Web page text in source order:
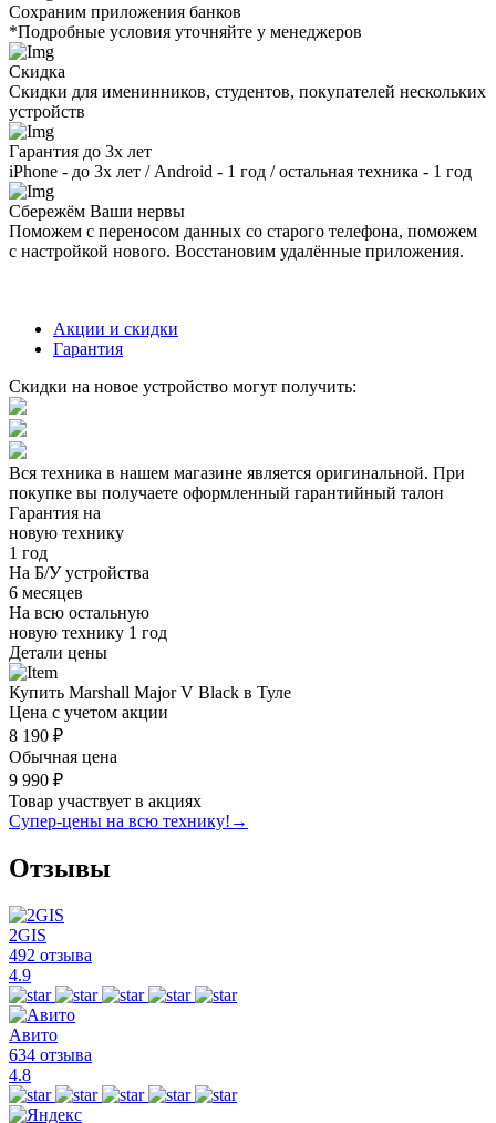
Сохраним приложения банков
*Подробные условия уточняйте у менеджеров
Скидка
Скидки для именинников, студентов, покупателей нескольких
устройств
Гарантия до 3х лет
iPhone - до 3х лет / Android - 1 год / остальная техника - 1 год
Сбережём Ваши нервы
Поможем с переносом данных со старого телефона, поможем
с настройкой нового. Восстановим удалённые приложения.
Акции и скидки
Гарантия
Скидки на новое устройство могут получить:
Вся техника в нашем магазине является оригинальной. При
покупке вы получаете оформленный гарантийный талон
Гарантия на
новую технику
1 год
На Б/У устройства
6 месяцев
На всю остальную
новую технику 1 год
Детали цены
Купить Marshall Major V Black в Туле
Цена с учетом акции
8 190 ₽
Обычная цена
9 990 ₽
Товар участвует в акциях
Супер-цены на всю технику! →
Отзывы
2GIS
492 отзыва
4.9
Авито
634 отзыва
4.8